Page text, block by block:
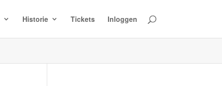
Historie Tickets Inloggen